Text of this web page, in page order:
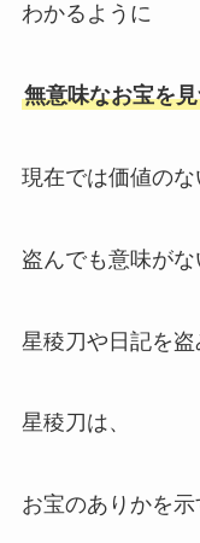
わかるように
無意味なお宝を
現在では価値のな
盗んでも意味がな
星稜刀や日記を盗
星稜刀は、
お宝のありかを示